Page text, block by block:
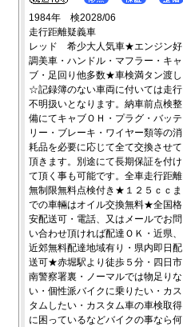
1984年 検2028/06
走行距離疑義車
レッド 希少大人気車★エンジン好
調美車・ハンドル・マフラー・キャ
ブ・足回り他多数★車検満タン渡し
☆記録簿のない車両に付いては走行
不明扱いとなります。納車前点検整
備にてキャブＯＨ・プラグ・バッテ
リー・ブレーキ・ワイヤー類等の消
耗品を必要に応じて全て交換させて
頂きます。別途にて長期保証を付け
て頂く事も可能です。全車走行距離
無制限無料点検付き★１２５ｃｃま
での車輛はオイル交換無料★全国格
安配送可・電話、又はメールでお問
い合わせ頂ければ配達ＯＫ・近県、
近郊無料配達地域有り・県内即日配
送可★赤堀駅より徒歩５分・四日市
南警察署裏・ノーマルでは物足りな
い・個性派バイクに乗りたい・カス
タムしたい・カスタム車の車検取得
に困っているなどバイクの事なら何